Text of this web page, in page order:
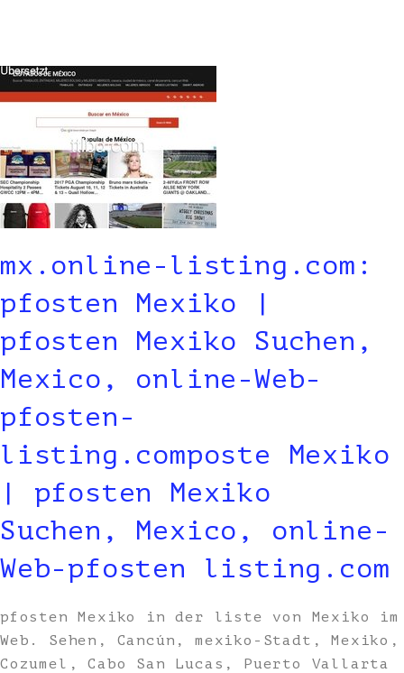
mx.online-listing.com:
pfosten Mexiko |
pfosten Mexiko Suchen,
Mexico, online-Web-
pfosten-
listing.composte Mexiko
| pfosten Mexiko
Suchen, Mexico, online-
Web-pfosten listing.com
pfosten Mexiko in der liste von Mexiko im
Web. Sehen, Cancún, mexiko-Stadt, Mexiko,
Cozumel, Cabo San Lucas, Puerto Vallarta